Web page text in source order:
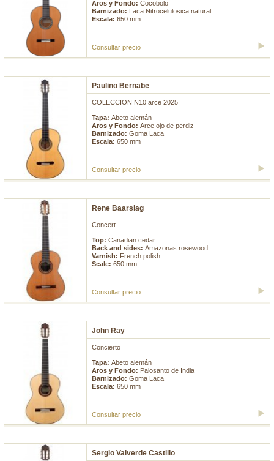
Aros y Fondo: Cocobolo
Barnizado:
Laca Nitrocelulosica natural
Escala: 650 mm
Consultar precio
Paulino Bernabe
COLECCION N10 arce 2025
Tapa: Abeto alemán
Aros y Fondo: Arce ojo de perdiz
Barnizado: Goma Laca
Escala: 650 mm
Consultar precio
Rene Baarslag
Concert
Top: Canadian cedar
Back and sides: Amazonas rosewood
Varnish: French polish
Scale: 650 mm
Consultar precio
John Ray
Concierto
Tapa: Abeto alemán
Aros y Fondo: Palosanto de India
Barnizado: Goma Laca
Escala: 650 mm
Consultar precio
Sergio Valverde Castillo